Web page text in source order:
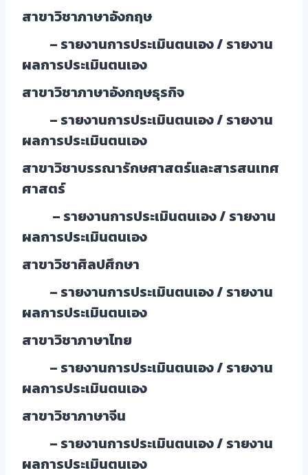
สาขาวิชาภาษาอังกฤษ
– รายงานการประเมินตนเอง / รายงาน
ผลการประเมินตนเอง
สาขาวิชาภาษาอังกฤษธุรกิจ
– รายงานการประเมินตนเอง / รายงาน
ผลการประเมินตนเอง
สาขาวิชาบรรณารักษศาสตร์และสารสนเทศ
ศาสตร์
– รายงานการประเมินตนเอง / รายงาน
ผลการประเมินตนเอง
สาขาวิชาศิลปศึกษา
– รายงานการประเมินตนเอง / รายงาน
ผลการประเมินตนเอง
สาขาวิชาภาษาไทย
– รายงานการประเมินตนเอง / รายงาน
ผลการประเมินตนเอง
สาขาวิชาภาษาจีน
– รายงานการประเมินตนเอง / รายงาน
ผลการประเมินตนเอง